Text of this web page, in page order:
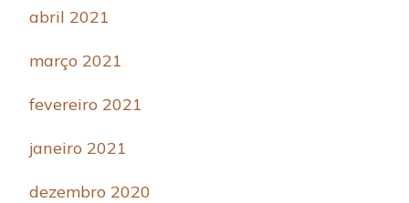
abril 2021
março 2021
fevereiro 2021
janeiro 2021
dezembro 2020